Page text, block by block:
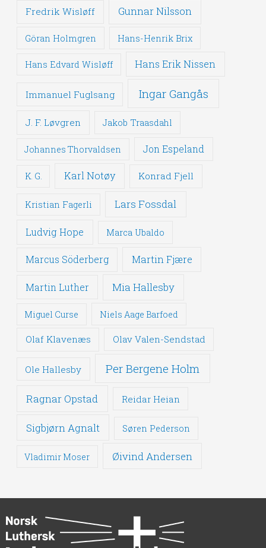
Fredrik Wisløff Gunnar Nilsson
Göran Holmgren Hans-Henrik Brix
Hans Edvard Wisløff Hans Erik Nissen
Immanuel Fuglsang Ingar Gangås
J. F. Løvgren Jakob Traasdahl
Johannes Thorvaldsen Jon Espeland
K. G. Karl Notøy Konrad Fjell
Kristian Fagerli Lars Fossdal
Ludvig Hope Marca Ubaldo
Marcus Söderberg Martin Fjære
Martin Luther Mia Hallesby
Miguel Curse Niels Aage Barfoed
Olaf Klavenæs Olav Valen-Sendstad
Ole Hallesby Per Bergene Holm
Ragnar Opstad Reidar Heian
Sigbjørn Agnalt Søren Pederson
Vladimir Moser Øivind Andersen